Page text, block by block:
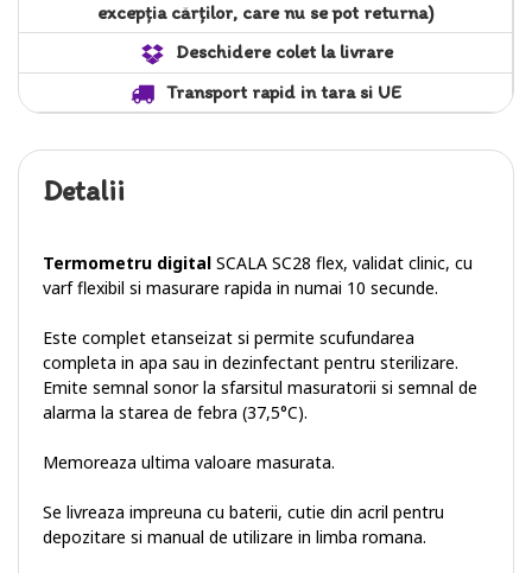
excepția cărților, care nu se pot returna)
Deschidere colet la livrare
Transport rapid in tara si UE
Detalii
Termometru digital SCALA SC28 flex, validat clinic, cu
varf flexibil si masurare rapida in numai 10 secunde.
Este complet etanseizat si permite scufundarea
completa in apa sau in dezinfectant pentru sterilizare.
Emite semnal sonor la sfarsitul masuratorii si semnal de
alarma la starea de febra (37,5°C).
Memoreaza ultima valoare masurata.
Se livreaza impreuna cu baterii, cutie din acril pentru
depozitare si manual de utilizare in limba romana.